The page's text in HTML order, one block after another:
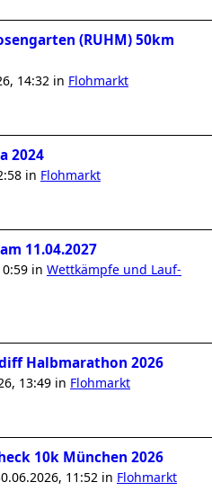
(RUHM) 50km
14:32 in Flohmarkt
2024
in Flohmarkt
11.04.2027
in Wettkämpfe und Lauf-
Halbmarathon 2026
13:49 in Flohmarkt
10k München 2026
11:52 in Flohmarkt